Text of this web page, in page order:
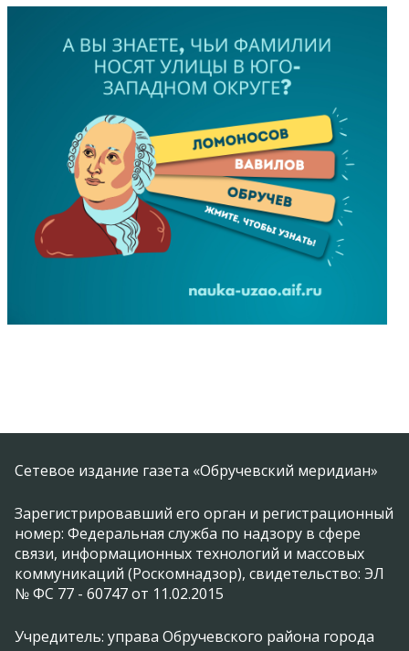
Сетевое издание газета «Обручевский меридиан»
Зарегистрировавший его орган и регистрационный
номер: Федеральная служба по надзору в сфере
связи, информационных технологий и массовых
коммуникаций (Роскомнадзор), свидетельство: ЭЛ
№ ФС 77 - 60747 от 11.02.2015
Учредитель: управа Обручевского района города